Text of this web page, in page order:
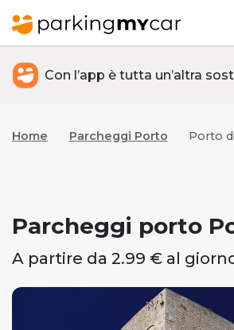
Con l’app è tutta un’altra
Home Parcheggi Porto Porto
Parcheggi porto
A partire da 2.99 € al